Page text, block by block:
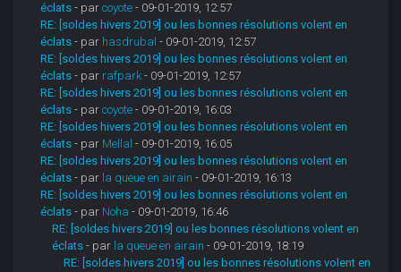
éclats - parcoyote - 09-01-2019, 12:57
RE: [soldes hivers 2019] ou les bonnes résolutions volent en
éclats - par hasdrubal - 09-01-2019, 12:57
RE: [soldes hivers 2019] ou les bonnes résolutions volent en
éclats - par rafpark - 09-01-2019, 12:57
RE: [soldes hivers 2019] ou les bonnes résolutions volent en
éclats - parcoyote - 09-01-2019, 16:03
RE: [soldes hivers 2019] ou les bonnes résolutions volent en
éclats - par Mellal - 09-01-2019, 16:05
RE: [soldes hivers 2019] ou les bonnes résolutions volent en
éclats - par la queue en airain - 09-01-2019, 16:13
RE: [soldes hivers 2019] ou les bonnes résolutions volent en
éclats - par Noha - 09-01-2019, 16:46
RE: [soldes hivers 2019] ou les bonnes résolutions volent en
éclats - par la queue en airain - 09-01-2019, 18:19
RE: [soldes hivers 2019] ou les bonnes résolutions volent en